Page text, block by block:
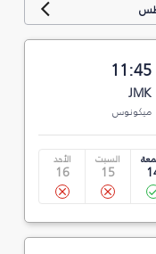
11:45
JMK
ميكونوس
السبت
15
الأحد
16